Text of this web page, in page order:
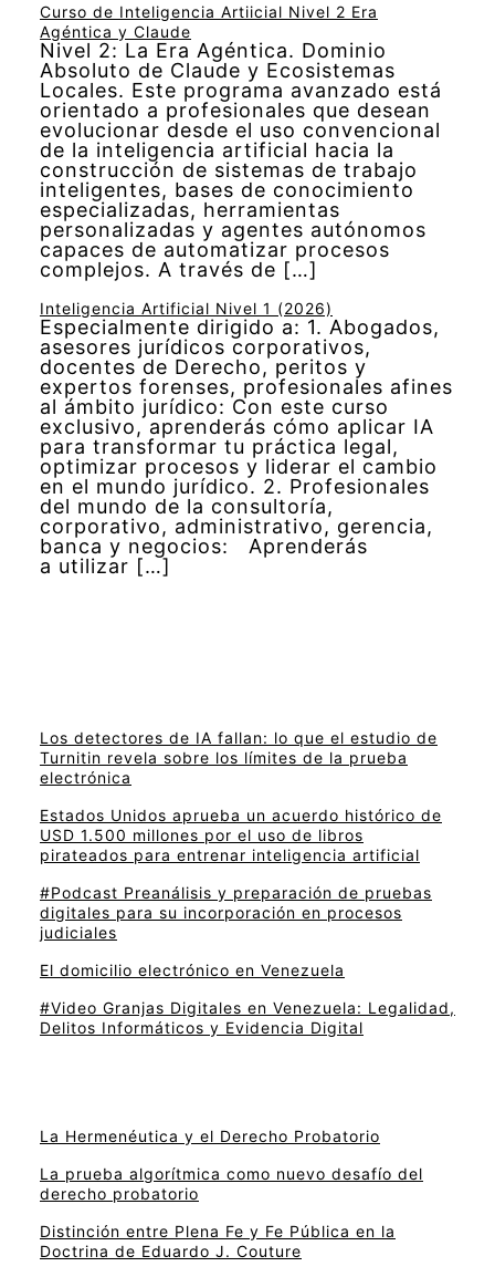
Curso de Inteligencia Artiicial Nivel 2 Era
Agéntica y Claude
Nivel 2: La Era Agéntica. Dominio
Absoluto de Claude y Ecosistemas
Locales. Este programa avanzado está
orientado a profesionales que desean
evolucionar desde el uso convencional
de la inteligencia artificial hacia la
construcción de sistemas de trabajo
inteligentes, bases de conocimiento
especializadas, herramientas
personalizadas y agentes autónomos
capaces de automatizar procesos
complejos. A través de […]
Inteligencia Artificial Nivel 1 (2026)
Especialmente dirigido a: 1. Abogados,
asesores jurídicos corporativos,
docentes de Derecho, peritos y
expertos forenses, profesionales afines
al ámbito jurídico: Con este curso
exclusivo, aprenderás cómo aplicar IA
para transformar tu práctica legal,
optimizar procesos y liderar el cambio
en el mundo jurídico. 2. Profesionales
del mundo de la consultoría,
corporativo, administrativo, gerencia,
banca y negocios: Aprenderás
a utilizar […]
Los detectores de IA fallan: lo que el estudio de
Turnitin revela sobre los límites de la prueba
electrónica
Estados Unidos aprueba un acuerdo histórico de
USD 1.500 millones por el uso de libros
pirateados para entrenar inteligencia artificial
#Podcast Preanálisis y preparación de pruebas
digitales para su incorporación en procesos
judiciales
El domicilio electrónico en Venezuela
#Video Granjas Digitales en Venezuela: Legalidad,
Delitos Informáticos y Evidencia Digital
La Hermenéutica y el Derecho Probatorio
La prueba algorítmica como nuevo desafío del
derecho probatorio
Distinción entre Plena Fe y Fe Pública en la
Doctrina de Eduardo J. Couture